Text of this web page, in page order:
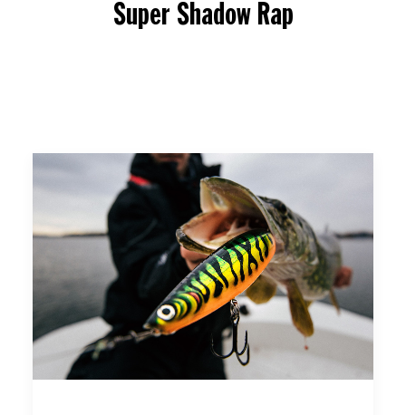
Super Shadow Rap